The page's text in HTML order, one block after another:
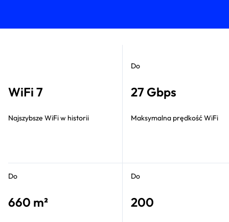
WiFi 7
Najszybsze WiFi w historii
Do
27 Gbps
Maksymalna prędkość WiFi
Do
660 m²
Do
200